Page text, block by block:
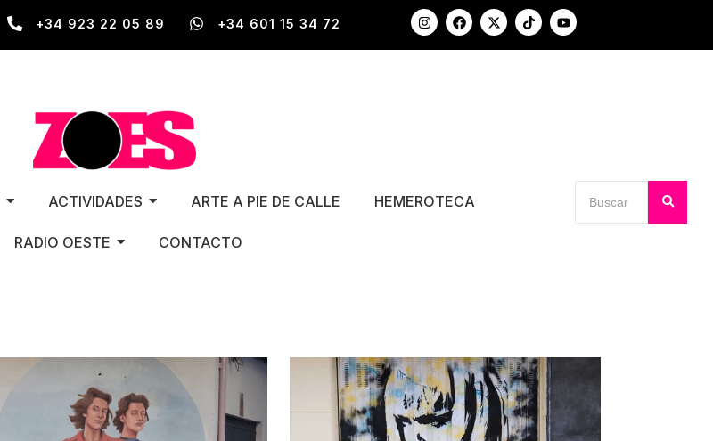
+34 923 22 05 89 +34 601 15 34 72
ACTIVIDADES ARTE A PIE DE CALLE HEMEROTECA
RADIO OESTE CONTACTO